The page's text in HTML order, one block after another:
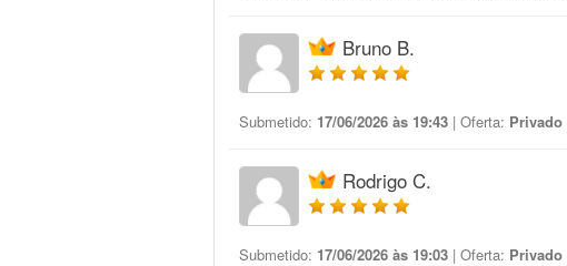
Bruno B.
Submetido: 17/06/2026 às 19:43 | Oferta: Privado
Rodrigo C.
Submetido: 17/06/2026 às 19:03 | Oferta: Privado